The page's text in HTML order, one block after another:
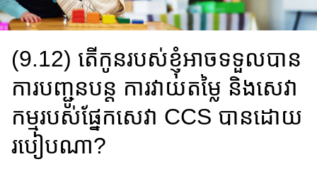
(9.12) តើកូនរបស់ខ្ញុំអាចទទួលបាន
ការបញ្ជូនបន្ត​ ការវាយតម្លៃ និង​សេវា​
កម្មរបស់ផ្នែក​សេវា​ CCS បាន​ដោយ
របៀបណា?